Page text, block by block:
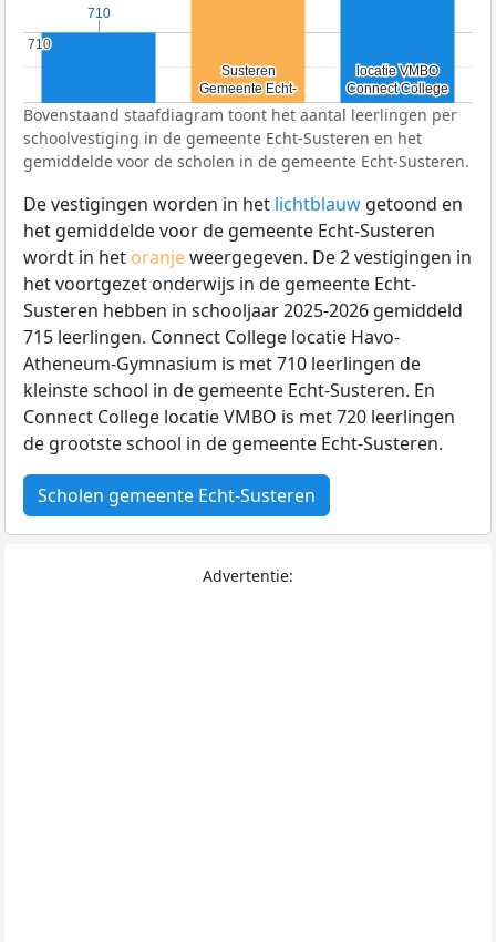
Gemeente Echt-
Gemeente Echt-
Susteren
Susteren
Connect College
Connect College
locatie VMBO
locatie VMBO
710
710
710
710
Bovenstaand staafdiagram toont het aantal leerlingen per
schoolvestiging in de gemeente Echt-Susteren en het
gemiddelde voor de scholen in de gemeente Echt-Susteren.
De vestigingen worden in het lichtblauw getoond en
het gemiddelde voor de gemeente Echt-Susteren
wordt in het oranjeweergegeven. De 2 vestigingen in
het voortgezet onderwijs in de gemeente Echt-
Susteren hebben in schooljaar 2025-2026 gemiddeld
715 leerlingen. Connect College locatie Havo-
Atheneum-Gymnasium is met 710 leerlingen de
kleinste school in de gemeente Echt-Susteren. En
Connect College locatie VMBO is met 720 leerlingen
de grootste school in de gemeente Echt-Susteren.
Scholen gemeente Echt-Susteren
Advertentie: